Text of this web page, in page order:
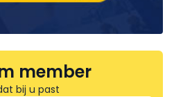
member
bij u past